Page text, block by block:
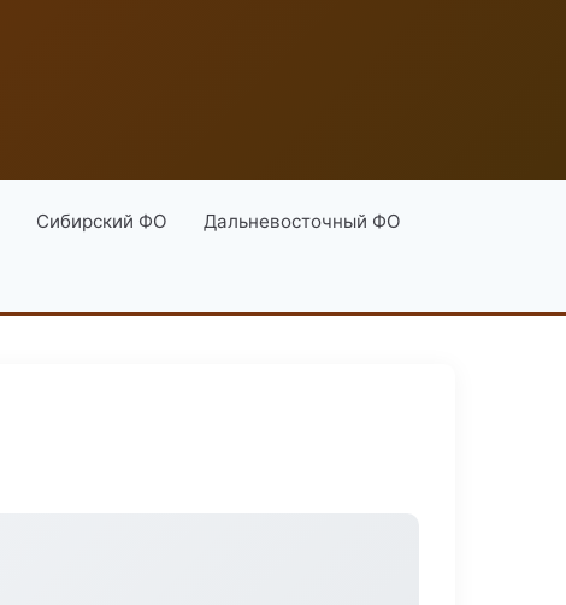
Сибирский ФО Дальневосточный ФО